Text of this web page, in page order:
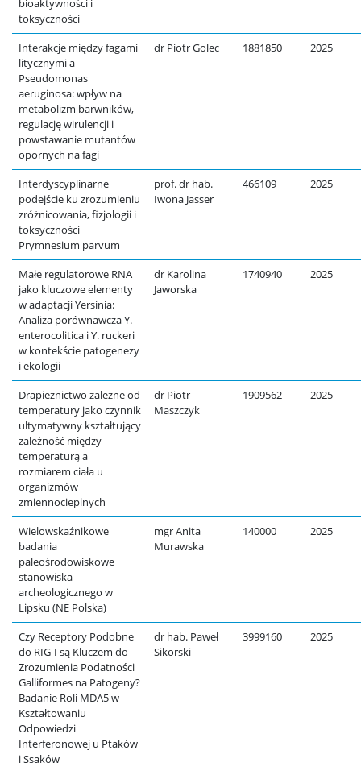
toksyczności
Interakcje między fagami
litycznymi a
Pseudomonas
aeruginosa: wpływ na
metabolizm barwników,
regulację wirulencji i
powstawanie mutantów
opornych na fagi
dr Piotr Golec 1881850 2025
Interdyscyplinarne
podejście ku zrozumieniu
zróżnicowania, fizjologii i
toksyczności
Prymnesium parvum
prof. dr hab.
Iwona Jasser
466109 2025
Małe regulatorowe RNA
jako kluczowe elementy
w adaptacji Yersinia:
Analiza porównawcza Y.
enterocolitica i Y. ruckeri
w kontekście patogenezy
i ekologii
dr Karolina
Jaworska
1740940 2025
Drapieżnictwo zależne od
temperatury jako czynnik
ultymatywny kształtujący
zależność między
temperaturą a
rozmiarem ciała u
organizmów
zmiennocieplnych
dr Piotr
Maszczyk
1909562 2025
Wielowskaźnikowe
badania
paleośrodowiskowe
stanowiska
archeologicznego w
Lipsku (NE Polska)
mgr Anita
Murawska
140000 2025
Czy Receptory Podobne
do RIG-I są Kluczem do
Zrozumienia Podatności
Galliformes na Patogeny?
Badanie Roli MDA5 w
Kształtowaniu
Odpowiedzi
Interferonowej u Ptaków
i Ssaków
dr hab. Paweł
Sikorski
3999160 2025